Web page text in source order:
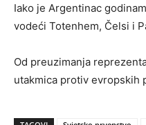
Iako je Argentinac
vodeći Totenhem, Čelsi i
Od preuzimanja
utakmica protiv evropskih